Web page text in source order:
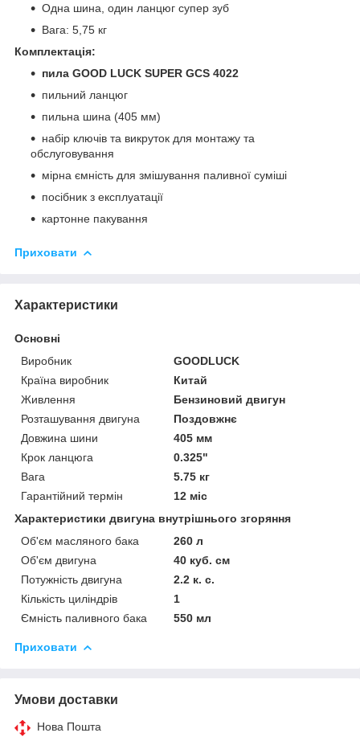
Одна шина, один ланцюг супер зуб
Вага: 5,75 кг
Комплектація:
пила GOOD LUCK SUPER GCS 4022
пильний ланцюг
пильна шина (405 мм)
набір ключів та викруток для монтажу та
обслуговування
мірна ємність для змішування паливної суміші
посібник з експлуатації
картонне пакування
Приховати
Характеристики
Основні
Виробник
GOODLUCK
Країна виробник
Китай
Живлення
Бензиновий двигун
Розташування двигуна
Поздовжнє
Довжина шини
405 мм
Крок ланцюга
0.325"
Вага
5.75 кг
Гарантійний термін
12 міс
Характеристики двигуна внутрішнього згоряння
Об'єм масляного бака
260 л
Об'єм двигуна
40 куб. см
Потужність двигуна
2.2 к. с.
Кількість циліндрів
1
Ємність паливного бака
550 мл
Приховати
Умови доставки
Нова Пошта